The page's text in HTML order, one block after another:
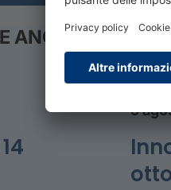
ANCHE
5